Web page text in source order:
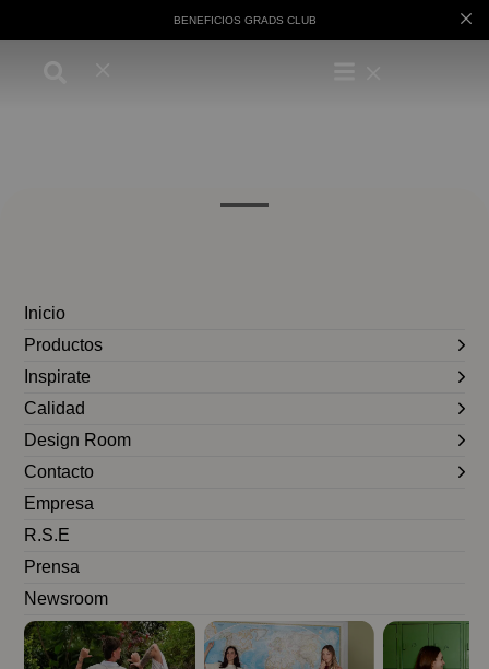
BENEFICIOS GRADS CLUB
Inicio
Productos
Inspirate
Calidad
Design Room
Contacto
Empresa
R.S.E
Prensa
Newsroom